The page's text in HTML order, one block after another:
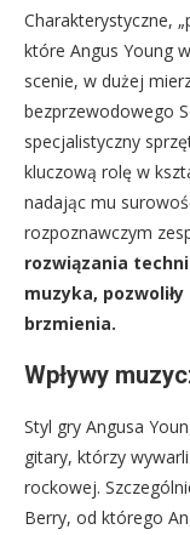
Charakterystyczne,
które Angus Young
scenie, w dużej
bezprzewodowego
specjalistyczny
kluczową rolę w
nadając mu
rozpoznawczym
rozwiązania
muzyka,
brzmienia.
Wpływy
Styl gry Angusa
gitary, którzy
rockowej.
Berry, od którego